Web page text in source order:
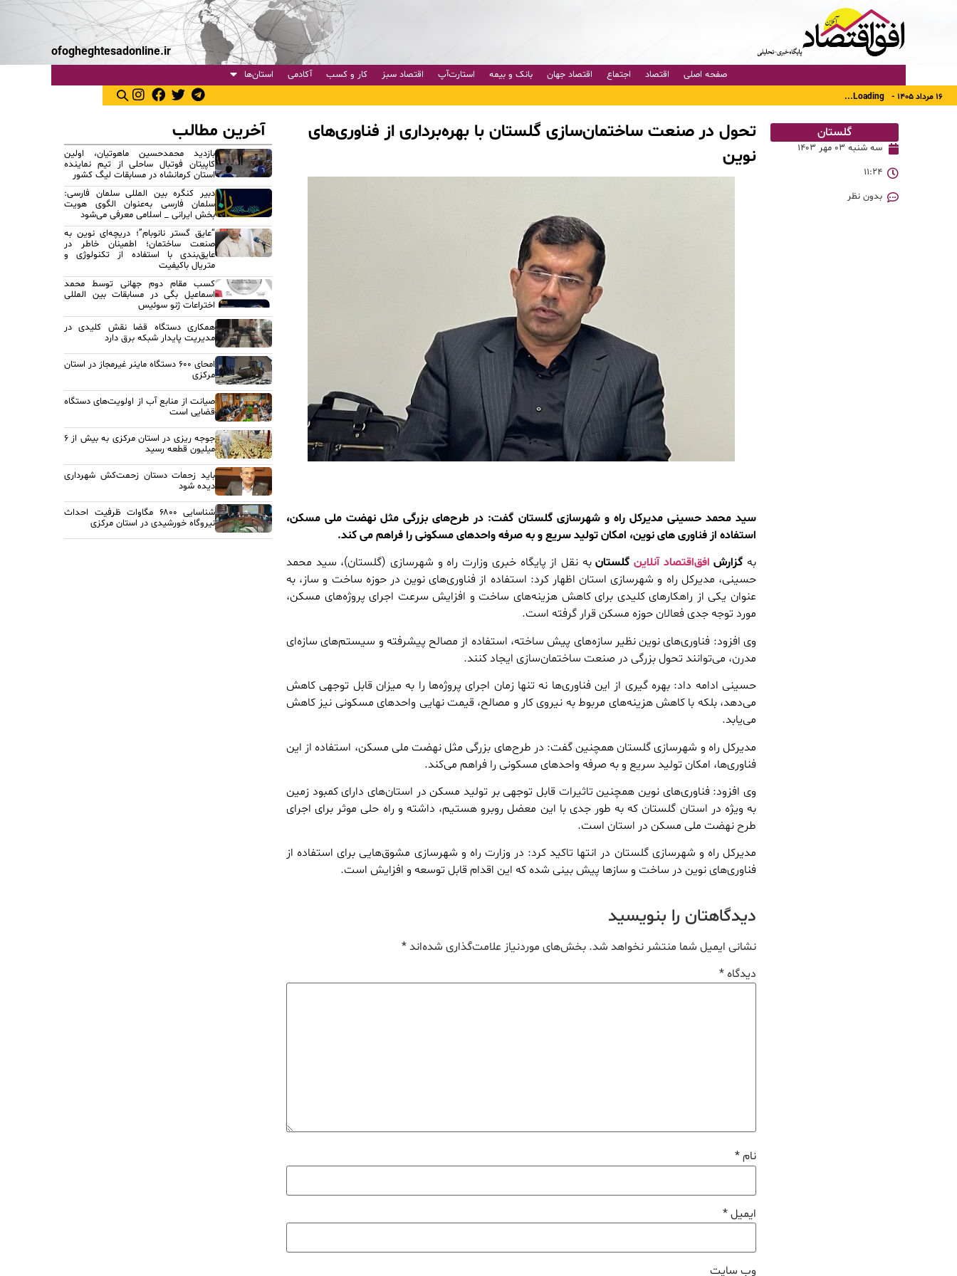
ofogheghtesadonline.ir
صفحه اصلی اقتصاد اجتماع اقتصاد جهان بانک و بیمه استارت‌آپ اقتصاد سبز کار و کسب آکادمی استان‌ها
۱۶ مرداد ۱۴۰۵ - Loading...
گلستان
سه شنبه ۰۳ مهر ۱۴۰۳
۱۱:۲۴
بدون نظر
تحول در صنعت ساختمان‌سازی گلستان با بهره‌برداری از فناوری‌های
نوین
سید محمد حسینی مدیرکل راه و شهرسازی گلستان گفت: در طرح‌های بزرگی مثل نهضت ملی مسکن،
استفاده از فناوری های نوین، امکان تولید سریع و به صرفه واحدهای مسکونی را فراهم می کند.
به گزارش افق‌اقتصاد آنلاین گلستانبه نقل از پایگاه خبری وزارت راه و شهرسازی (گلستان)، سید محمد
حسینی، مدیرکل راه و شهرسازی استان اظهار کرد: استفاده از فناوری‌های نوین در حوزه ساخت و ساز، به
عنوان یکی از راهکارهای کلیدی برای کاهش هزینه‌های ساخت و افزایش سرعت اجرای پروژه‌های مسکن،
مورد توجه جدی فعالان حوزه مسکن قرار گرفته است.
وی افزود: فناوری‌های نوین نظیر سازه‌های پیش ساخته، استفاده از مصالح پیشرفته و سیستم‌های سازه‌ای
مدرن، می‌توانند تحول بزرگی در صنعت ساختمان‌سازی ایجاد کنند.
حسینی ادامه داد: بهره گیری از این فناوری‌ها نه تنها زمان اجرای پروژه‌ها را به میزان قابل توجهی کاهش
می‌دهد، بلکه با کاهش هزینه‌های مربوط به نیروی کار و مصالح، قیمت نهایی واحدهای مسکونی نیز کاهش
می‌یابد.
مدیرکل راه و شهرسازی گلستان همچنین گفت: در طرح‌های بزرگی مثل نهضت ملی مسکن، استفاده از این
فناوری‌ها، امکان تولید سریع و به صرفه واحدهای مسکونی را فراهم می‌کند.
وی افزود: فناوری‌های نوین همچنین تاثیرات قابل توجهی بر تولید مسکن در استان‌های دارای کمبود زمین
به ویژه در استان گلستان که به طور جدی با این معضل روبرو هستیم، داشته و راه حلی موثر برای اجرای
طرح نهضت ملی مسکن در استان است.
مدیرکل راه و شهرسازی گلستان در انتها تاکید کرد: در وزارت راه و شهرسازی مشوق‌هایی برای استفاده از
فناوری‌های نوین در ساخت و سازها پیش بینی شده که این اقدام قابل توسعه و افزایش است.
دیدگاهتان را بنویسید
نشانی ایمیل شما منتشر نخواهد شد. بخش‌های موردنیاز علامت‌گذاری شده‌اند*
دیدگاه*
نام*
ایمیل*
وب‌ سایت
آخرین مطالب
بازدید محمدحسین ماهوتیان، اولین
کاپیتان فوتبال ساحلی از تیم نماینده
استان کرمانشاه در مسابقات لیگ کشور
دبیر کنگره بین المللی سلمان فارسی:
سلمان فارسی به‌عنوان الگوی هویت
بخش ایرانی _ اسلامی معرفی می‌شود
“عایق گستر نانوبام”؛ دریچه‌ای نوین به
صنعت ساختمان؛ اطمینان خاطر در
عایق‌بندی با استفاده از تکنولوژی و
متریال باکیفیت
کسب مقام دوم جهانی توسط محمد
اسماعیل بگی در مسابقات بین المللی
اختراعات ژنو سوئیس
همکاری دستگاه قضا نقش کلیدی در
مدیریت پایدار شبکه برق دارد
امحای ۶۰۰ دستگاه ماینر غیرمجاز در استان
مرکزی
صیانت از منابع آب از اولویت‌های دستگاه
قضایی است
جوجه ریزی در استان مرکزی به بیش از ۶
میلیون قطعه رسید
باید زحمات دستان زحمت‌کش شهرداری
دیده شود
شناسایی ۶۸۰۰ مگاوات ظرفیت احداث
نیروگاه خورشیدی در استان مرکزی